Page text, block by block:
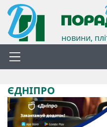
новини,
ЄДНІПРО